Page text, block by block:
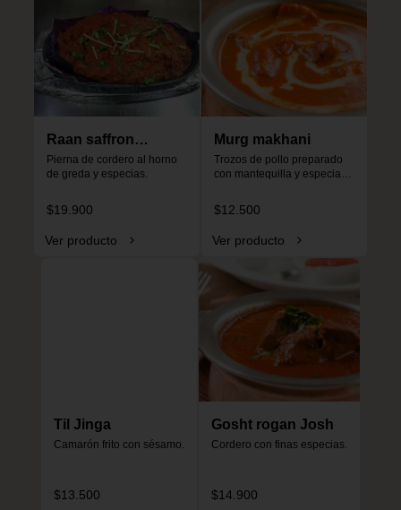
Raan saffron
special
Pierna de cordero al horno
de greda y especias.
$19.900
Ver producto
Murg makhani
Trozos de pollo preparado
con mantequilla y especias,
picante.
$12.500
Ver producto
Til Jinga
Camarón frito con sésamo.
$13.500
Gosht rogan Josh
Cordero con finas especias.
$14.900